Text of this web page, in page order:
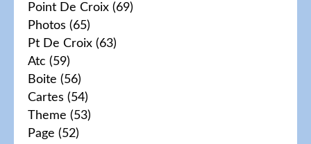
Point De Croix (69)
Photos (65)
Pt De Croix (63)
Atc (59)
Boite (56)
Cartes (54)
Theme (53)
Page (52)